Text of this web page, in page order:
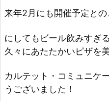
来年2月にも開催予定との
にしてもビール飲みすぎ
久々にあたたかいピザを
カルテット・コミュニケ
うございました！